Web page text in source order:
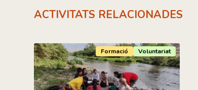
ACTIVITATS RELACIONADES
Formació Voluntariat